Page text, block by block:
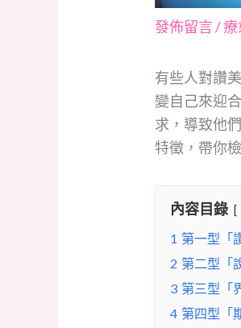
發佈留言/療
有些人對讚
變自己來迎
求，導致他
特徵，帶你
內容目錄
1 第一型「
2 第二型「
3 第三型「
4 第四型「